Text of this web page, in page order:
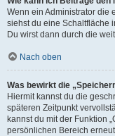
Wenn ein Administrator die
siehst du eine Schaltfläche
Du wirst dann durch die
Nach oben
Was bewirkt die
Hiermit kannst du die
späteren Zeitpunkt
kannst du mit der Funktion
persönlichen Bereich erneut